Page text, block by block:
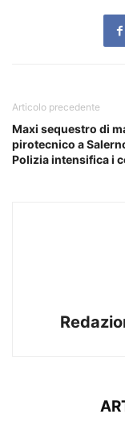
Articolo precedente
Maxi sequestro di
pirotecnico a
Polizia intensifica i